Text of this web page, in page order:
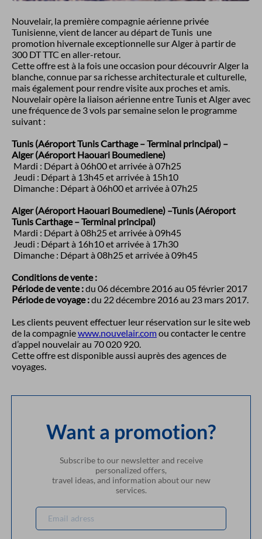
Nouvelair, la première compagnie aérienne privée
Tunisienne, vient de lancer au départ de Tunis une
promotion hivernale exceptionnelle sur Alger à partir de
300 DT TTC en aller-retour.
Cette offre est à la fois une occasion pour découvrir Alger la
blanche, connue par sa richesse architecturale et culturelle,
mais également pour rendre visite aux proches et amis.
Nouvelair opère la liaison aérienne entre Tunis et Algeravec
une fréquence de 3 vols par semaine selon le programme
suivant :
Tunis (Aéroport Tunis Carthage – Terminal principal) –
Alger (Aéroport Haouari Boumediene)
Mardi : Départ à 06h00 et arrivée à 07h25
Jeudi : Départ à 13h45 et arrivée à 15h10
Dimanche : Départ à 06h00 et arrivée à 07h25
Alger (Aéroport Haouari Boumediene) –Tunis (Aéroport
Tunis Carthage – Terminal principal)
Mardi : Départ à 08h25 et arrivée à 09h45
Jeudi : Départ à 16h10 et arrivée à 17h30
Dimanche : Départ à 08h25 et arrivée à 09h45
Conditions de vente :
Période de vente :du 06 décembre 2016 au 05 février 2017
Période de voyage :du 22 décembre 2016 au 23 mars 2017.
Les clients peuvent effectuer leur réservation sur le site web
de la compagniewww.nouvelair.comou contacter le centre
d’appel nouvelair au 70 020 920.
Cette offre est disponible aussi auprès des agences de
voyages.
Want a promotion?
Subscribe to our newsletter and receive
personalized offers,
travel ideas, and information about our new
services.